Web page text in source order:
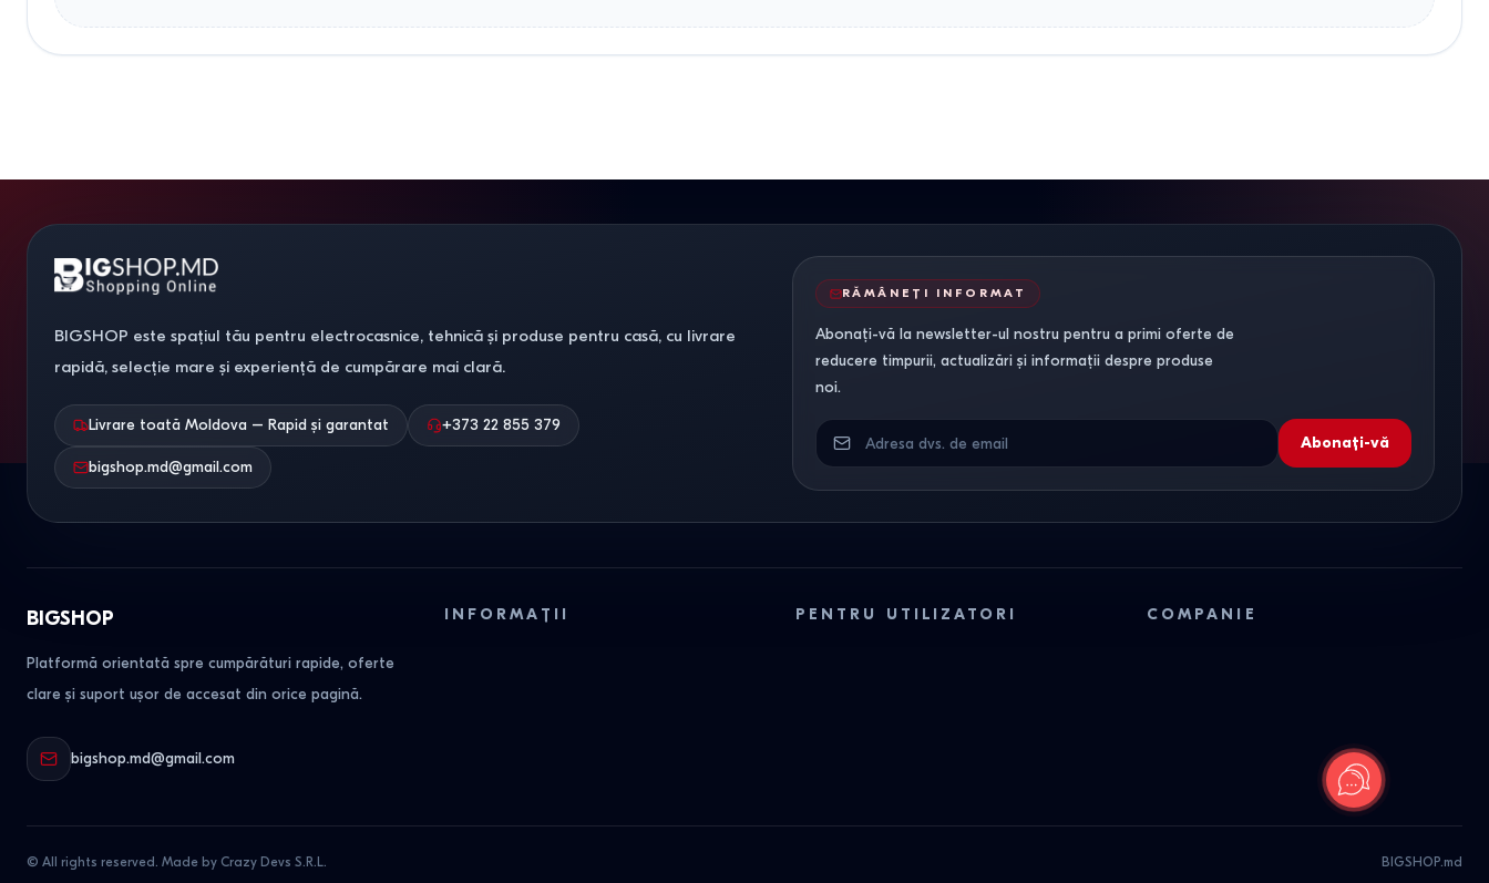
BIGSHOP este spațiul tău pentru electrocasnice, tehnică și produse pentru casă, cu livrare
rapidă, selecție mare și experiență de cumpărare mai clară.
Livrare toată Moldova – Rapid și garantat +373 22 855 379
bigshop.md@gmail.com
RĂMÂNEȚI INFORMAT
Abonați-vă la newsletter-ul nostru pentru a primi oferte de
reducere timpurii, actualizări și informații despre produse
noi.
Abonați-vă
BIGSHOP
Platformă orientată spre cumpărături rapide, oferte
clare și suport ușor de accesat din orice pagină.
bigshop.md@gmail.com
INFORMAȚII PENTRU UTILIZATORI COMPANIE
© All rights reserved. Made by Crazy Devs S.R.L. BIGSHOP.md